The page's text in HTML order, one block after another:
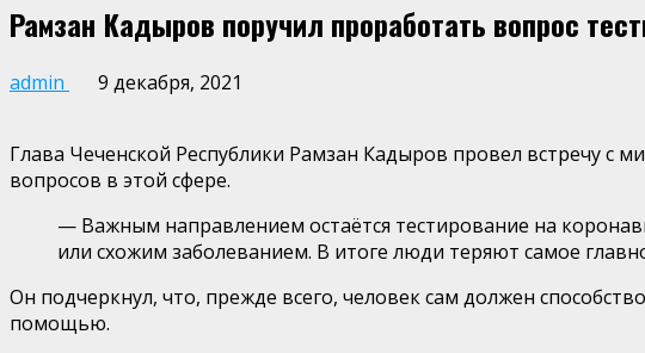
Рамзан Кадыров поручил проработать вопрос
admin 9 декабря, 2021
Глава Чеченской Республики Рамзан Кадыров провел встречу с
вопросов в этой сфере.
— Важным направлением остаётся тестирование на
или схожим заболеванием. В итоге люди теряют самое
Он подчеркнул, что, прежде всего, человек сам должен
помощью.